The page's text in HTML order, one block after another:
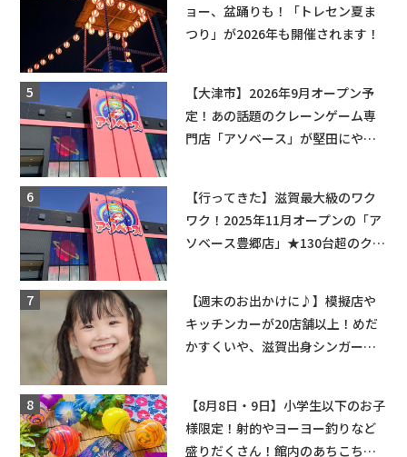
ョー、盆踊りも！「トレセン夏ま
つり」が2026年も開催されます！
【大津市】2026年9月オープン予
定！あの話題のクレーンゲーム専
門店「アソベース」が堅田にやっ
【行ってきた】滋賀最大級のワク
ワク！2025年11月オープンの「ア
ソベース豊郷店」★130台超のクレ
【週末のお出かけに♪】模擬店や
キッチンカーが20店舗以上！めだ
かすくいや、滋賀出身シンガーソ
【8月8日・9日】小学生以下のお子
様限定！射的やヨーヨー釣りなど
盛りだくさん！館内のあちこちに